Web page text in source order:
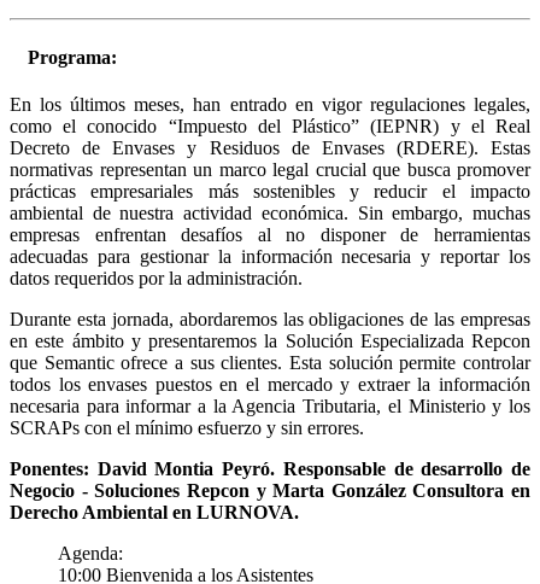
Programa:
En los últimos meses, han entrado en vigor regulaciones legales,
como el conocido “Impuesto del Plástico” (IEPNR) y el Real
Decreto de Envases y Residuos de Envases (RDERE). Estas
normativas representan un marco legal crucial que busca promover
prácticas empresariales más sostenibles y reducir el impacto
ambiental de nuestra actividad económica. Sin embargo, muchas
empresas enfrentan desafíos al no disponer de herramientas
adecuadas para gestionar la información necesaria y reportar los
datos requeridos por la administración.
Durante esta jornada, abordaremos las obligaciones de las empresas
en este ámbito y presentaremos la Solución Especializada Repcon
que Semantic ofrece a sus clientes. Esta solución permite controlar
todos los envases puestos en el mercado y extraer la información
necesaria para informar a la Agencia Tributaria, el Ministerio y los
SCRAPs con el mínimo esfuerzo y sin errores.
Ponentes: David Montia Peyró. Responsable de desarrollo de
Negocio - Soluciones Repcon y Marta González Consultora en
Derecho Ambiental en LURNOVA.
Agenda:
10:00 Bienvenida a los Asistentes